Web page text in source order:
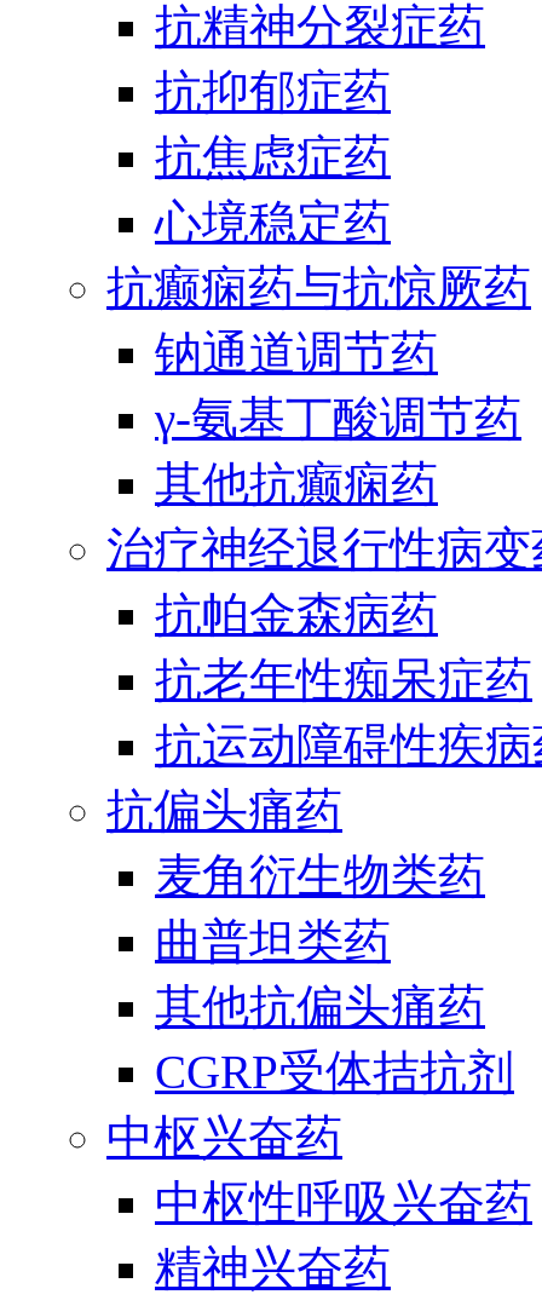
抗精神分裂症药
抗抑郁症药
抗焦虑症药
心境稳定药
抗癫痫药与抗惊厥药
钠通道调节药
γ-氨基丁酸调节药
其他抗癫痫药
治疗神经退行性病
抗帕金森病药
抗老年性痴呆症药
抗运动障碍性疾
抗偏头痛药
麦角衍生物类药
曲普坦类药
其他抗偏头痛药
CGRP受体拮抗剂
中枢兴奋药
中枢性呼吸兴奋药
精神兴奋药